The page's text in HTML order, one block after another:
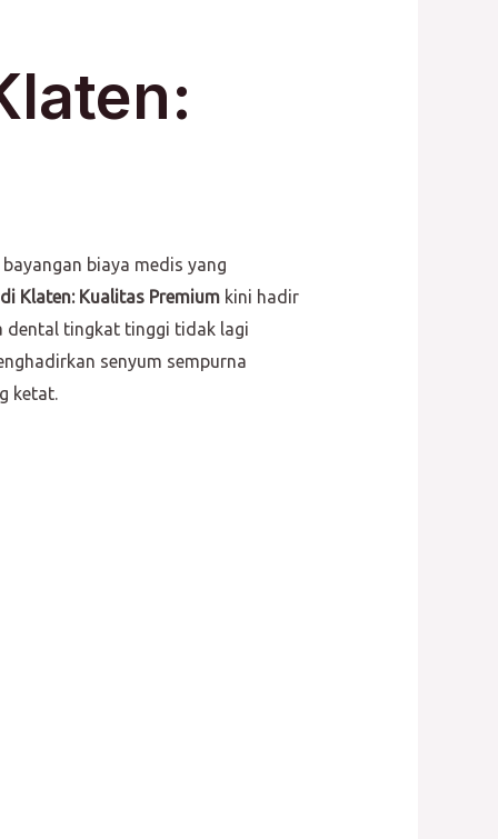
biaya medis yang
Klaten: Kualitas Premiumkini hadir
dental tingkat tinggi tidak lagi
senyum sempurna
ketat.